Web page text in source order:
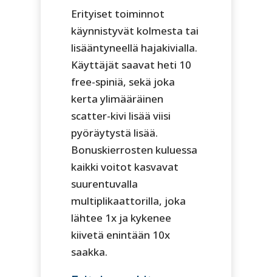
Erityiset toiminnot
käynnistyvät kolmesta tai
lisääntyneellä hajakivialla.
Käyttäjät saavat heti 10
free-spiniä, sekä joka
kerta ylimääräinen
scatter-kivi lisää viisi
pyöräytystä lisää.
Bonuskierrosten kuluessa
kaikki voitot kasvavat
suurentuvalla
multiplikaattorilla, joka
lähtee 1x ja kykenee
kiivetä enintään 10x
saakka.